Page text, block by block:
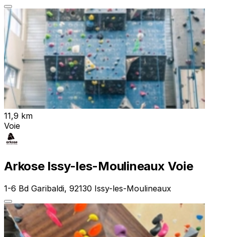
11,9 km
Voie
Arkose Issy-les-Moulineaux Voie
1-6 Bd Garibaldi, 92130 Issy-les-Moulineaux